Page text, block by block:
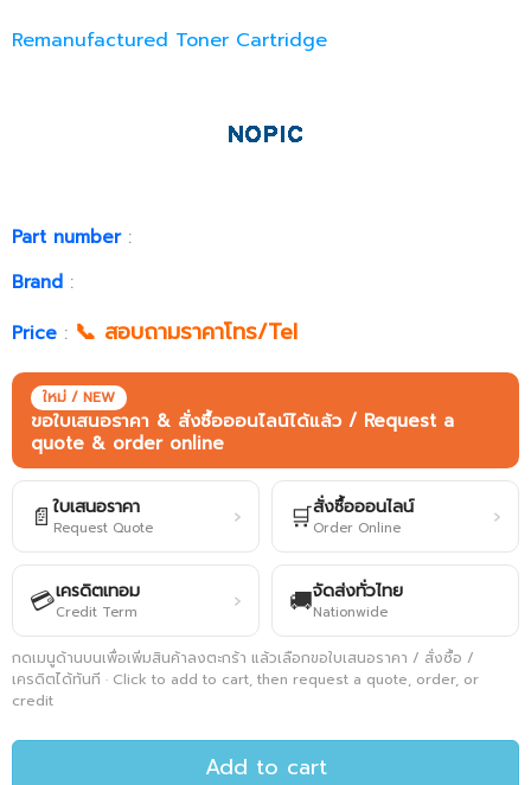
Remanufactured Toner Cartridge
Part number:
Brand :
Price : 📞 สอบถามราคาโทร/Tel
ใหม่ / NEW
ขอใบเสนอราคา & สั่งซื้อออนไลน์ได้แล้ว / Request a
quote & order online
📄 ใบเสนอราคา
Request Quote › 🛒สั่งซื้อออนไลน์
Order Online ›
💳เครดิตเทอม
Credit Term › 🚚จัดส่งทั่วไทย
Nationwide
กดเมนูด้านบนเพื่อเพิ่มสินค้าลงตะกร้า แล้วเลือกขอใบเสนอราคา / สั่งซื้อ /
เครดิตได้ทันที · Click to add to cart, then request a quote, order, or
credit
Add to cart